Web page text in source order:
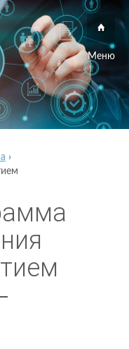
Меню
›